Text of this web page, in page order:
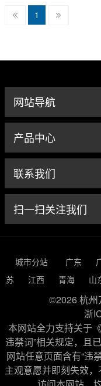
1
网站导航
产品中心
联系我们
扫一扫关注我们
城市分站 广东
苏
江西 青海 山
©2026 杭州
浙
本网站全力支持关于
违禁词”相关规定，且
网站任意页面含有“违
主观意愿并即刻失效